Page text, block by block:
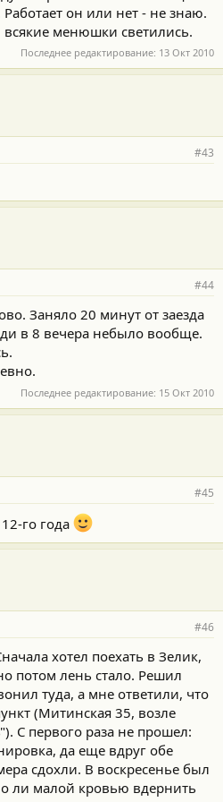
он или нет - не знаю.
менюшки светились.
Последнее редактирование: 13 Окт 2010
#43
#44
Заняло 20 минут от заезда
в 8 вечера небыло вообще.
Последнее редактирование: 15 Окт 2010
#45
го года
#46
хотел поехать в Зелик,
потом лень стало. Решил
туда, а мне ответили, что
(Митинская 35, возле
С первого раза не прошел:
да еще вдруг обе
сдохли. В воскресенье был
ли малой кровью вдернить